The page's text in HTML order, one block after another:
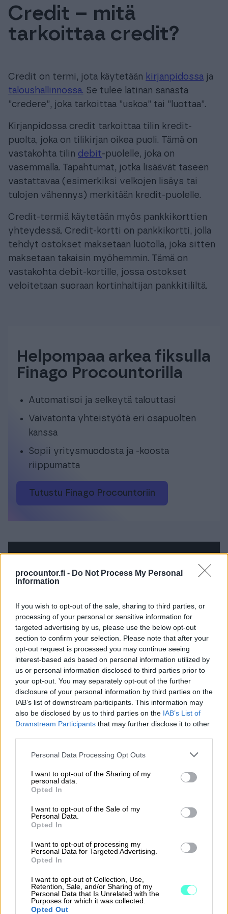
procountor.fi - Do Not Process My Personal
Information
If you wish to opt-out of the sale, sharing to third parties, or
processing of your personal or sensitive information for
targeted advertising by us, please use the below opt-out
section to confirm your selection. Please note that after your
opt-out request is processed you may continue seeing
interest-based ads based on personal information utilized by
us or personal information disclosed to third parties prior to
your opt-out. You may separately opt-out of the further
disclosure of your personal information by third parties on the
IAB’s list of downstream participants. This information may
also be disclosed by us to third parties on the IAB’s List of
Downstream Participants that may further disclose it to other
Please note that this website/app uses one or more Google
not limited to your visit or usage behaviour. You may click to
grant or deny consent to Google and its third-party tags to
use your data for below specified purposes in below Google
consent section.
Personal Data Processing Opt Outs
I want to opt-out of the Sharing of my
personal data.
Opted In
I want to opt-out of the Sale of my
Personal Data.
Opted In
I want to opt-out of processing my
Personal Data for Targeted Advertising.
Opted In
I want to opt-out of Collection, Use,
Retention, Sale, and/or Sharing of my
Personal Data that Is Unrelated with the
Purposes for which it was collected.
Opted Out
Tuki & Koulutus
Kokeile maksutta
Kirjaudu
Credit – mitä
tarkoittaa credit?
Credit on termi, jota käytetään kirjanpidossa ja
taloushallinnossa. Se tulee latinan sanasta
”credere”, joka tarkoittaa ”uskoa” tai ”luottaa”.
Kirjanpidossa credit tarkoittaa tilin kredit-
puolta, joka on tilikirjan oikea puoli. Tämä on
vastakohta tilin debit-puolelle, joka on
vasemmalla. Tapahtumat, jotka lisäävät taseen
vastattavaa (esimerkiksi velkojen lisäys tai
tulojen vähennys) merkitään kredit-puolelle.
Credit-termiä käytetään myös pankkikorttien
yhteydessä. Credit-kortti on pankkikortti, jolla
tehdyt ostokset maksetaan luotolla, joka sitten
maksetaan takaisin myöhemmin. Tämä on
vastakohta debit-kortille, jossa ostokset
veloitetaan suoraan kortinhaltijan pankkitililtä.
Helpompaa arkea fiksulla
Finago Procountorilla
Automatisoi ja selkeytä talouttasi
Vaivatonta yhteistyötä eri osapuolten
kanssa
Sopii yritysmuodosta ja -koosta
riippumatta
Tutustu Finago Procountoriin
Yrittäjän taloushallinnon ja
kirjanpidon ohjelmisto
Yksinkertaista taloushallinnon rutiineja ja
käytä aikasi paremmin. Aloitus nyt
maksutta rajoitetun ajan!
Tutustu Procountoriin
Takaisin etusivulle
Ratkaisut
Procountor Solo
Sopimuskone
Finago Sign